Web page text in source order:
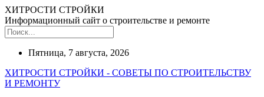
ХИТРОСТИ СТРОЙКИ
Информационный сайт о строительстве и ремонте
Пятница, 7 августа, 2026
ХИТРОСТИ СТРОЙКИ - СОВЕТЫ ПО СТРОИТЕЛЬСТВУ
И РЕМОНТУ